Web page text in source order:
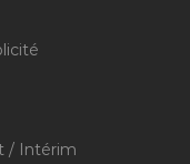
/ Intérim